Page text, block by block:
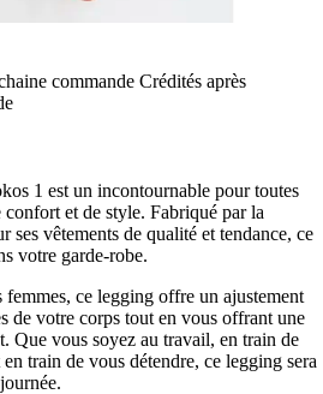
commande Crédités après
1 est un incontournable pour toutes
confort et de style. Fabriqué par la
ses vêtements de qualité et tendance, ce
votre garde-robe.
ce legging offre un ajustement
de votre corps tout en vous offrant une
Que vous soyez au travail, en train de
train de vous détendre, ce legging sera